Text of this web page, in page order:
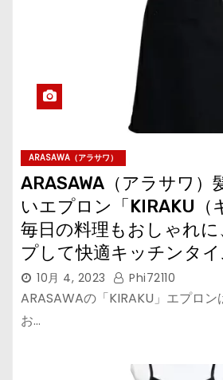
ARASAWA（アラサワ）
ARASAWA（アラサワ）
いエプロン「KIRAKU（
毎日の料理もおしゃれ
プして快適キッチンタイ
10月 4, 2023 Phi72110
ARASAWAの「KIRAKU」エプロン
お…